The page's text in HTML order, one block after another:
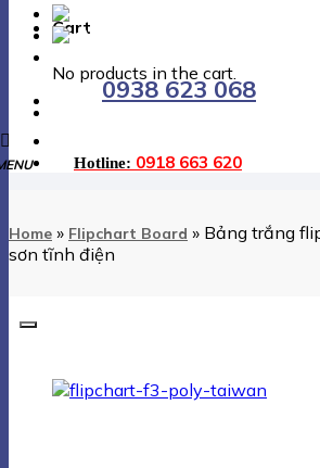
Cart
No products in the cart.
VI
0938 623 068
Hotline: 0918 663 620
Home » Flipchart Board » Bảng trắng
sơn tĩnh điện